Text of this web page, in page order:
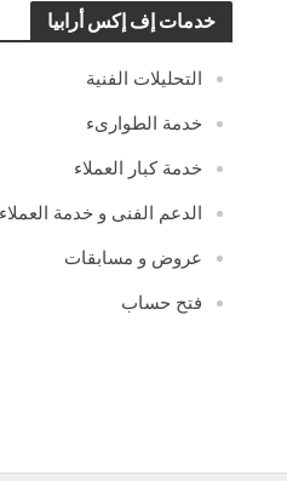
خدمات إف إكس أرابيا
التحليلات الفنية
خدمة الطوارىء
خدمة كبار العملاء
الدعم الفنى و خدمة العملاء
عروض و مسابقات
فتح حساب